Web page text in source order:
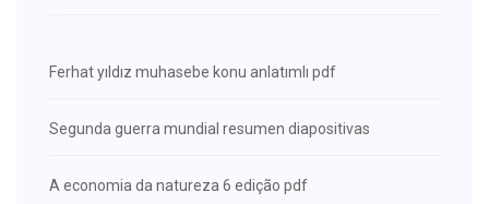
Ferhat yıldız muhasebe konu anlatımlı pdf
Segunda guerra mundial resumen diapositivas
A economia da natureza 6 edição pdf